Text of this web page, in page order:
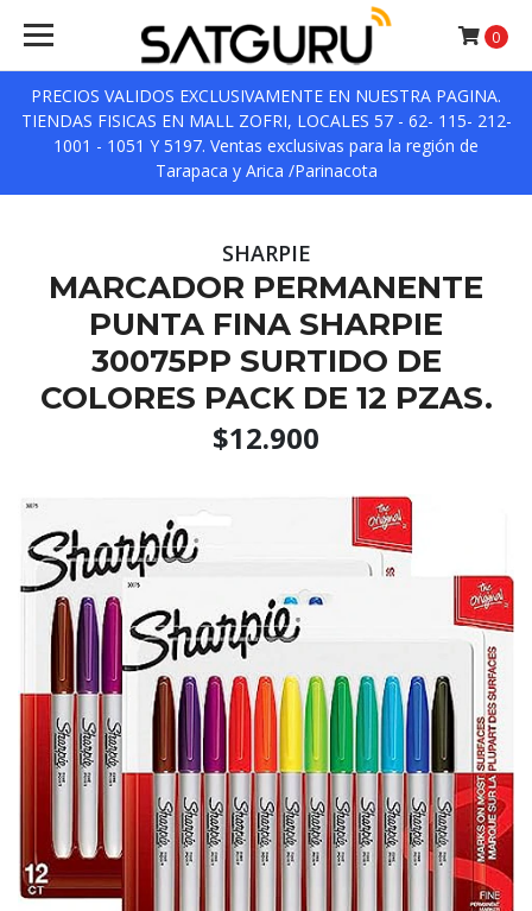
PRECIOS VALIDOS EXCLUSIVAMENTE EN NUESTRA PAGINA.
TIENDAS FISICAS EN MALL ZOFRI, LOCALES 57 - 62- 115- 212-
1001 - 1051 Y 5197. Ventas exclusivas para la región de
Tarapaca y Arica /Parinacota
0
SHARPIE
MARCADOR PERMANENTE
PUNTA FINA SHARPIE
30075PP SURTIDO DE
COLORES PACK DE 12 PZAS.
$12.900